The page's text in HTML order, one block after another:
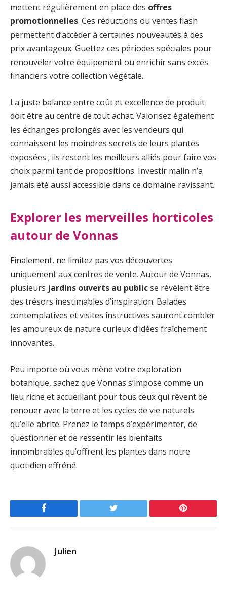
mettent régulièrement en place des offres
promotionnelles. Ces réductions ou ventes flash
permettent d’accéder à certaines nouveautés à des
prix avantageux. Guettez ces périodes spéciales pour
renouveler votre équipement ou enrichir sans excès
financiers votre collection végétale.
La juste balance entre coût et excellence de produit
doit être au centre de tout achat. Valorisez également
les échanges prolongés avec les vendeurs qui
connaissent les moindres secrets de leurs plantes
exposées ; ils restent les meilleurs alliés pour faire vos
choix parmi tant de propositions. Investir malin n’a
jamais été aussi accessible dans ce domaine ravissant.
Explorer les merveilles horticoles
autour de Vonnas
Finalement, ne limitez pas vos découvertes
uniquement aux centres de vente. Autour de Vonnas,
plusieurs jardins ouverts au publicse révèlent être
des trésors inestimables d’inspiration. Balades
contemplatives et visites instructives sauront combler
les amoureux de nature curieux d’idées fraîchement
innovantes.
Peu importe où vous mène votre exploration
botanique, sachez que Vonnas s’impose comme un
lieu riche et accueillant pour tous ceux qui rêvent de
renouer avec la terre et les cycles de vie naturels
qu’elle abrite. Prenez le temps d’expérimenter, de
questionner et de ressentir les bienfaits
innombrables qu’offrent les plantes dans notre
quotidien effréné.
Facebook Twitter Pinterest
Julien